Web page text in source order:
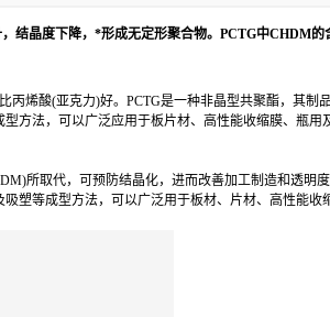
结晶度下降，*形成无定形聚合物。PCTG中CHDM的
烯酸(亚克力)好。PCTG是一种非晶型共聚酯，其制
方法，可以广泛应用于板片材、高性能收缩膜、瓶
所取代，可预防结晶化，进而改善加工制造和透
塑等成型方法，可以广泛用于板材、片材、高性能